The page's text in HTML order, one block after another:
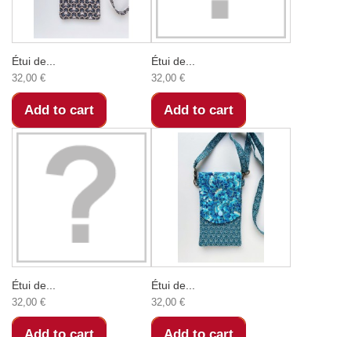
Étui de...
32,00 €
Add to cart
Étui de...
32,00 €
Add to cart
Étui de...
32,00 €
Étui de...
32,00 €